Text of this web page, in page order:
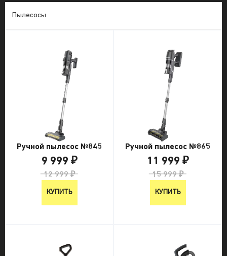
Пылесосы
Ручной пылесос №845
9 999 ₽
12 999 ₽
КУПИТЬ
Ручной пылесос №865
11 999 ₽
15 999 ₽
КУПИТЬ